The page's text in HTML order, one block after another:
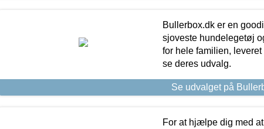
Bullerbox.dk er en
sjoveste hundelegetøj
for hele familien,
se deres udvalg.
Se udvalget på
For at hjælpe dig med